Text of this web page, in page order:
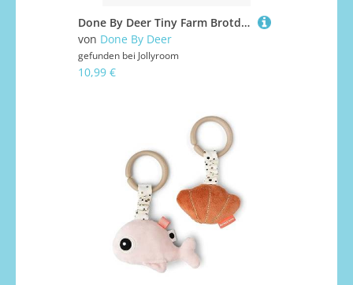
Done By Deer Tiny Farm Brotdose mit Snack Picks, Blue
von Done By Deer
gefunden bei Jollyroom
10,99 €